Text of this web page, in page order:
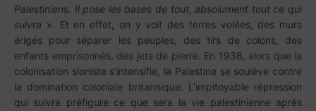
Palestiniens. Il pose les bases de tout, absolument tout ce qui
suivra ». Et en effet, on y voit des terres volées, des murs
érigés pour séparer les peuples, des tirs de colons, des
enfants emprisonnés, des jets de pierre. En 1936, alors que la
colonisation sioniste s’intensifie, la Palestine se soulève contre
la domination coloniale britannique. L’impitoyable répression
qui suivra préfigure ce que sera la vie palestinienne après